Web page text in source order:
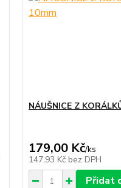
NÁUŠNICE Z
179,00 Kč/ks
147,93 Kč bez DPH
Přidat